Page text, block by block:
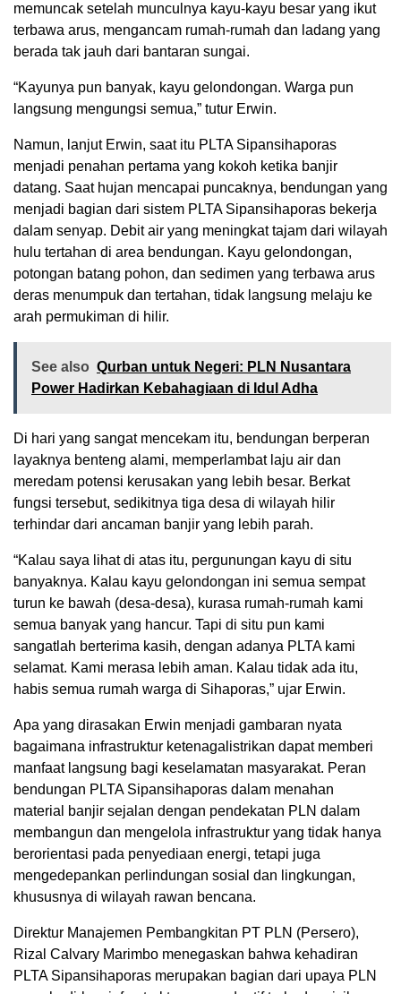
memuncak setelah munculnya kayu-kayu besar yang ikut
terbawa arus, mengancam rumah-rumah dan ladang yang
berada tak jauh dari bantaran sungai.
“Kayunya pun banyak, kayu gelondongan. Warga pun
langsung mengungsi semua,” tutur Erwin.
Namun, lanjut Erwin, saat itu PLTA Sipansihaporas
menjadi penahan pertama yang kokoh ketika banjir
datang. Saat hujan mencapai puncaknya, bendungan yang
menjadi bagian dari sistem PLTA Sipansihaporas bekerja
dalam senyap. Debit air yang meningkat tajam dari wilayah
hulu tertahan di area bendungan. Kayu gelondongan,
potongan batang pohon, dan sedimen yang terbawa arus
deras menumpuk dan tertahan, tidak langsung melaju ke
arah permukiman di hilir.
See also Qurban untuk Negeri: PLN Nusantara
Power Hadirkan Kebahagiaan di Idul Adha
Di hari yang sangat mencekam itu, bendungan berperan
layaknya benteng alami, memperlambat laju air dan
meredam potensi kerusakan yang lebih besar. Berkat
fungsi tersebut, sedikitnya tiga desa di wilayah hilir
terhindar dari ancaman banjir yang lebih parah.
“Kalau saya lihat di atas itu, pergunungan kayu di situ
banyaknya. Kalau kayu gelondongan ini semua sempat
turun ke bawah (desa-desa), kurasa rumah-rumah kami
semua banyak yang hancur. Tapi di situ pun kami
sangatlah berterima kasih, dengan adanya PLTA kami
selamat. Kami merasa lebih aman. Kalau tidak ada itu,
habis semua rumah warga di Sihaporas,” ujar Erwin.
Apa yang dirasakan Erwin menjadi gambaran nyata
bagaimana infrastruktur ketenagalistrikan dapat memberi
manfaat langsung bagi keselamatan masyarakat. Peran
bendungan PLTA Sipansihaporas dalam menahan
material banjir sejalan dengan pendekatan PLN dalam
membangun dan mengelola infrastruktur yang tidak hanya
berorientasi pada penyediaan energi, tetapi juga
mengedepankan perlindungan sosial dan lingkungan,
khususnya di wilayah rawan bencana.
Direktur Manajemen Pembangkitan PT PLN (Persero),
Rizal Calvary Marimbo menegaskan bahwa kehadiran
PLTA Sipansihaporas merupakan bagian dari upaya PLN